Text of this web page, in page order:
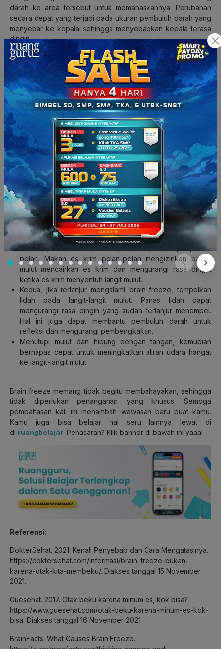
darah ke area tersebut untuk memanaskannya. Perubahan
secara cepat yang terjadi pada ukuran pembuluh darah yang
menyebar ke kepala sehingga menyebabkan kepala terasa
dingin.
Tak hanya itu, pembuluh darah sekitarnya juga dapat
membesar atau menyusut, termasuk di daerah seperti dahi
dan di belakang mata (di bagian antara tengkorak dan otak
yang biasa disebut dengan meninges). Semua area ini akan
mengirimkan sinyal rasa sakit ke otak melalui saraf trigeminal,
saraf yang berada di wajah dan kepala. Makanya, brain
freeze juga mempengaruhi bagian wajah kamu.
Secara singkat, minum minuman dingin terlalu cepat tidak
memberikan waktu yang cukup bagi mulut untuk menyerap
dingin dengan sempurna.
Cara Untuk Menghilangkan
Sensasi Brain Freeze
Brain freeze dapat diatasi dengan cara sederhana, yaitu:
Pertama, makanlah es krim yang dingin dengan pelan-
pelan. Makan es krim pelan-pelan mengizinkan panas
mulut mencairkan es krim dan mengurangi rasa dingin
ketika es krim menyentuh langit mulut.
Kedua, jika terlanjur mengalami brain freeze, tempelkan
lidah pada langit-langit mulut. Panas lidah dapat
mengurangi rasa dingin yang sudah terlanjur menempel.
Hal ini juga dapat membantu pembuluh darah untuk
refleksi dan mengurangi pembengkakan.
Menutupi mulut dan hidung dengan tangan, kemudian
bernapas cepat untuk meningkatkan aliran udara hangat
ke langit-langit mulut.
Brain freeze memang tidak begitu membahayakan, sehingga
tidak diperlukan penanganan yang khusus. Semoga
pembahasan kali ini menambah wawasan baru buat kamu.
Kamu juga bisa belajar hal seru lainnya lewat di
di ruangbelajar. Penasaran? Klik banner di bawah ini yaaa!
Referensi:
DokterSehat. 2021. Kenali Penyebab dan Cara Mengatasinya.
https://doktersehat.com/informasi/brain-freeze-bukan-
karena-otak-kita-membeku/. Diakses tanggal 15 November
2021.
Guesehat. 2017. Otak beku karena minum es, kok bisa?
https://www.guesehat.com/otak-beku-karena-minum-es-kok-
bisa. Diakses tanggal 16 November 2021
BrainFacts. What Causes Brain Freeze.